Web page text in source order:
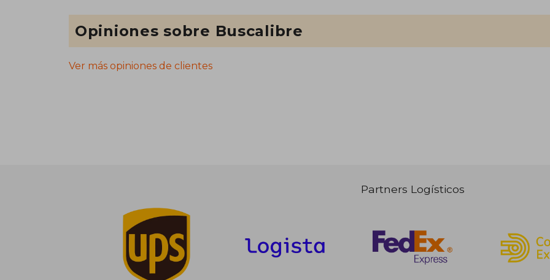
Opiniones sobre Buscalibre
Ver más opiniones de clientes
Partners Logísticos